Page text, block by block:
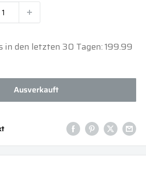
in den letzten 30 Tagen: 199.99
Ausverkauft